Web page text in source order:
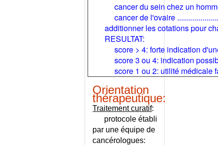
DESENSIBILISATION - CARNET
DESHYDRATATION DU
DESORIENTATION TEMPORO-
DEVELOPPEMENT DE
cancer du sein chez un homme
cancer de l'ovaire
additionner les cotations pour
RESULTAT:
score > 4: forte indication
score 3 ou 4: indication
score 1 ou 2: utilité médicale
Orientation
thérapeutique:
Traitement curatif:
protocole établi
par une équipe de
cancérologues: